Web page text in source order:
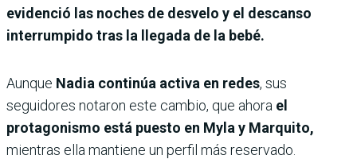
evidenció las noches de desvelo y el descanso
interrumpido tras la llegada de la bebé.
Aunque Nadia continúa activa en redes, sus
seguidores notaron este cambio, que ahora el
protagonismo está puesto en Myla y Marquito,
mientras ella mantiene un perfil más reservado.